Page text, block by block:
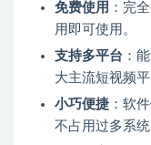
免费使用 ：完
用即可使用。
支持多平台 ：
大主流短视频
小巧便捷 ：软
不占用过多系统